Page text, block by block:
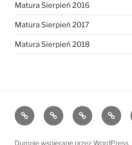
Matura Sierpień 2016
Matura Sierpień 2017
Matura Sierpień 2018
Strona
główna
Dlaczego
warto?
O
mnie
Opinie
Dumnie wspierane przez WordPress